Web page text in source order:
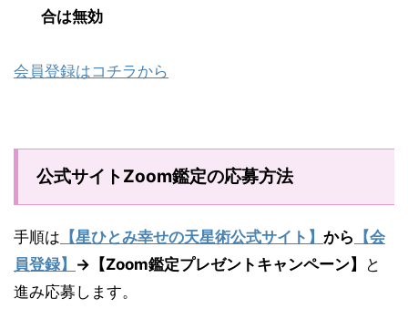
合は無効
会員登録はコチラから
公式サイトZoom鑑定の応募方法
手順は 【星ひとみ幸せの天星術公式サイト】 から 【会
員登録】 →【Zoom鑑定プレゼントキャンペーン】
と
進み応募します。